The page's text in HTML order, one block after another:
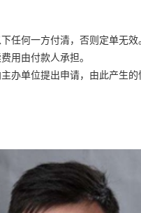
任何一方付清，否则定单无效。
用由付款人承担。
办单位提出申请，由此产生